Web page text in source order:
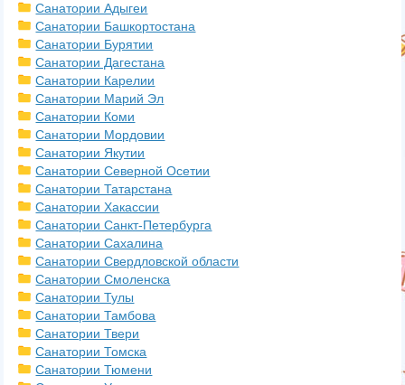
Санатории Адыгеи
Санатории Башкортостана
Санатории Бурятии
Санатории Дагестана
Санатории Карелии
Санатории Марий Эл
Санатории Коми
Санатории Мордовии
Санатории Якутии
Санатории Северной Осетии
Санатории Татарстана
Санатории Хакассии
Санатории Санкт-Петербурга
Санатории Сахалина
Санатории Свердловской области
Санатории Смоленска
Санатории Тулы
Санатории Тамбова
Санатории Твери
Санатории Томска
Санатории Тюмени